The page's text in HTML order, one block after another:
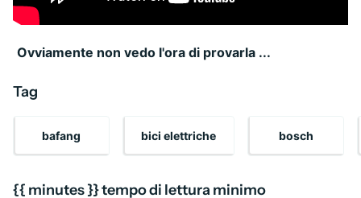
Ovviamente non vedo l'ora di provarla ...
Tag
bafang bici elettriche bosch
{{ minutes }} tempo di lettura minimo